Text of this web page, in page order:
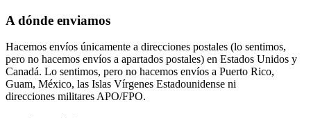
A dónde enviamos
Hacemos envíos únicamente a direcciones postales (lo sentimos,
pero no hacemos envíos a apartados postales) en Estados Unidos y
Canadá. Lo sentimos, pero no hacemos envíos a Puerto Rico,
Guam, México, las Islas Vírgenes Estadounidense ni
direcciones militares APO/FPO.